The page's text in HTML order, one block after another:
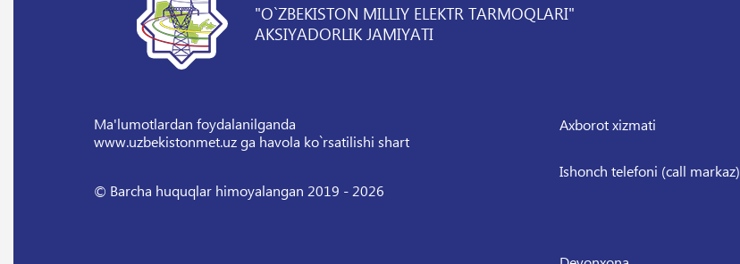
"O`ZBEKISTON MILLIY ELEKTR TARMOQLARI"
AKSIYADORLIK JAMIYATI
Ma'lumotlardan foydalanilganda
www.uzbekistonmet.uz ga havola ko`rsatilishi shart
© Barcha huquqlar himoyalangan 2019 - 2026
Axborot xizmati
Ishonch telefoni (call markaz)